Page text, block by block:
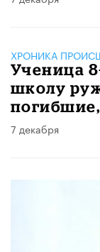
ХРОНИКА
Ученица
школу
7 декабря